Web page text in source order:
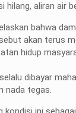
hilang, aliran air
bahwa
akan terus
hidup
dibayar
nada tegas.